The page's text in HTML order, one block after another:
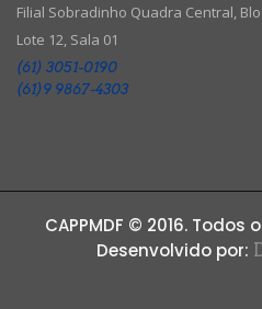
Filial Sobradinho Quadra Central,
Lote 12, Sala 01
(61) 3051-0190
(61)9 9867-4303
CAPPMDF © 2016.
Desenvolvido por: